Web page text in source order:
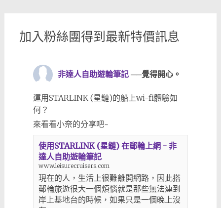
加入粉絲團得到最新特價訊息
非達人自助遊輪筆記 ──覺得開心。
運用STARLINK (星鏈)的船上wi-fi體驗如
何？
來看看小奈的分享吧~
使用STARLINK (星鏈) 在郵輪上網 - 非
達人自助遊輪筆記
www.leisurecruisers.com
現在的人，生活上很難離開網路，因此搭
郵輪旅遊很大一個煩惱就是那些無法連到
岸上基地台的時候，如果只是一個晚上沒